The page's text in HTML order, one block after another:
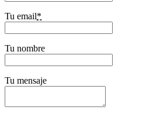
Tu email*
Tu nombre
Tu mensaje